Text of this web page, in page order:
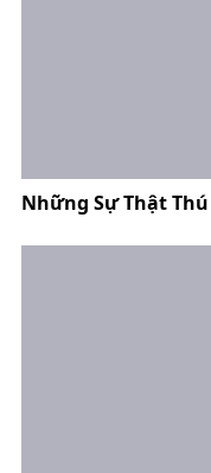
Những Sự Thật Thú